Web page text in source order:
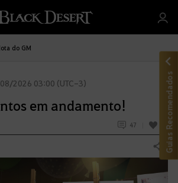
do GM
2026 03:00 (UTC-3)
em andamento!
47 38
Compartilhar Guias Recomendados